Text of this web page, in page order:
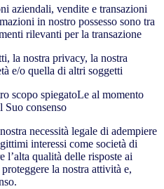
aziendali, vendite e transazioni
in nostro possesso sono tra
rilevanti per la transazione
la nostra privacy, la nostra
e/o quella di altri soggetti
scopo spiegatoLe al momento
Suo consenso
necessità legale di adempiere
interessi come società di
l’alta qualità delle risposte ai
la nostra attività e,